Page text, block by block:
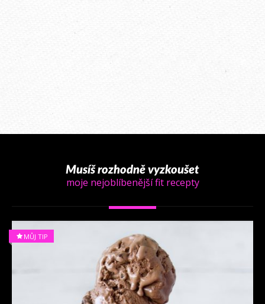
Musíš rozhodně vyzkoušet
moje nejoblíbenější fit recepty
MŮJ TIP